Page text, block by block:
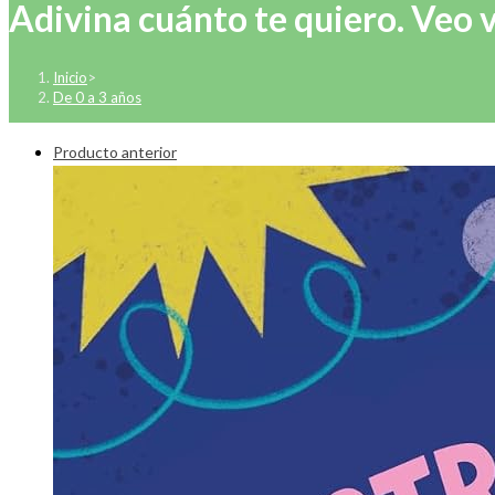
Adivina cuánto te quiero. Veo
Inicio>
De 0 a 3 años
Producto anterior